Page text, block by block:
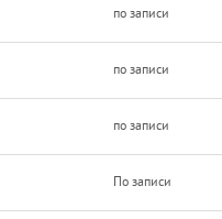
по записи
по записи
по записи
По записи